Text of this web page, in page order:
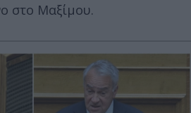
στο Μαξίμου.